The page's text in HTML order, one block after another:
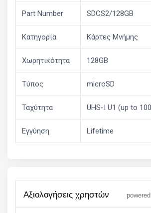
Part Number SDCS2/128GB
Κατηγορία Κάρτες Μνήμης
Χωρητικότητα 128GB
Τύπος microSD
Ταχύτητα UHS-I U1 (up to
Εγγύηση Lifetime
αξιολογήσεις χρηστών